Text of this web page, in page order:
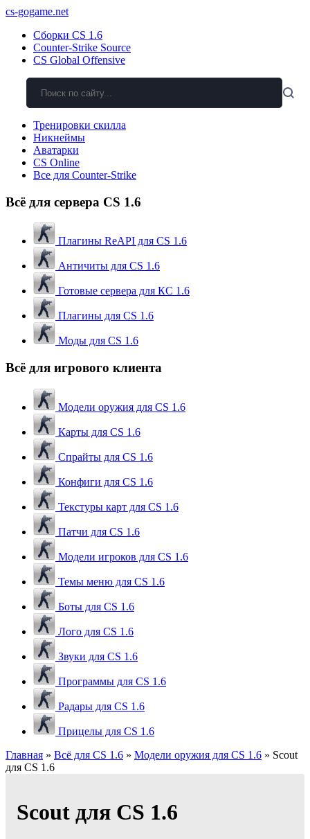
cs-gogame.net
Сборки CS 1.6
Counter-Strike Source
CS Global Offensive
Тренировки скилла
Никнеймы
Аватарки
CS Online
Все для Counter-Strike
Всё для сервера CS 1.6
Плагины ReAPI для CS 1.6
Античиты для CS 1.6
Готовые сервера для КС 1.6
Плагины для CS 1.6
Моды для CS 1.6
Всё для игрового клиента
Модели оружия для CS 1.6
Карты для CS 1.6
Спрайты для CS 1.6
Конфиги для CS 1.6
Текстуры карт для CS 1.6
Патчи для CS 1.6
Модели игроков для CS 1.6
Темы меню для CS 1.6
Боты для CS 1.6
Лого для CS 1.6
Звуки для CS 1.6
Программы для CS 1.6
Радары для CS 1.6
Прицелы для CS 1.6
Главная » Всё для CS 1.6 » Модели оружия для CS 1.6 » Scout
для CS 1.6
Scout для CS 1.6